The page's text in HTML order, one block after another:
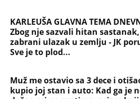
KARLEUŠA GLAVNA TEMA
Zbog nje sazvali hitan
zabrani ulazak u zemlju - JK
Sve je to plod...
Muž me ostavio sa 3 dece i
kupio joj stan i auto: Kad ga je